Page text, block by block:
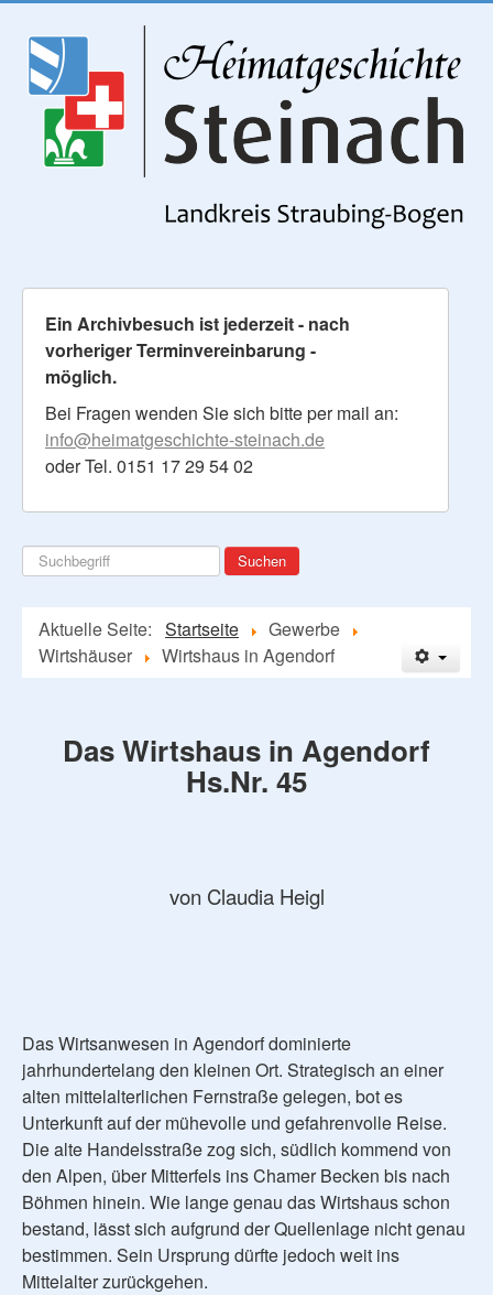
Ein Archivbesuch ist jederzeit - nach
vorheriger Terminvereinbarung -
möglich.
Bei Fragen wenden Sie sich bitte per mail an:
info@heimatgeschichte-steinach.de
oder Tel. 0151 17 29 54 02
Suchen
...
Suchen
Aktuelle Seite: Startseite
Gewerbe
Wirtshäuser
Wirtshaus in Agendorf
Das Wirtshaus in Agendorf
Hs.Nr. 45
von Claudia Heigl
Das Wirtsanwesen in Agendorf dominierte
jahrhundertelang den kleinen Ort. Strategisch an einer
alten mittelalterlichen Fernstraße gelegen, bot es
Unterkunft auf der mühevolle und gefahrenvolle Reise.
Die alte Handelsstraße zog sich, südlich kommend von
den Alpen, über Mitterfels ins Chamer Becken bis nach
Böhmen hinein. Wie lange genau das Wirtshaus schon
bestand, lässt sich aufgrund der Quellenlage nicht genau
bestimmen. Sein Ursprung dürfte jedoch weit ins
Mittelalter zurückgehen.